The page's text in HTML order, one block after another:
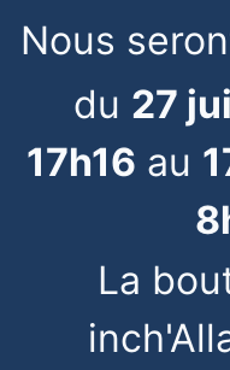
Nous
du 27
17h16 au
La